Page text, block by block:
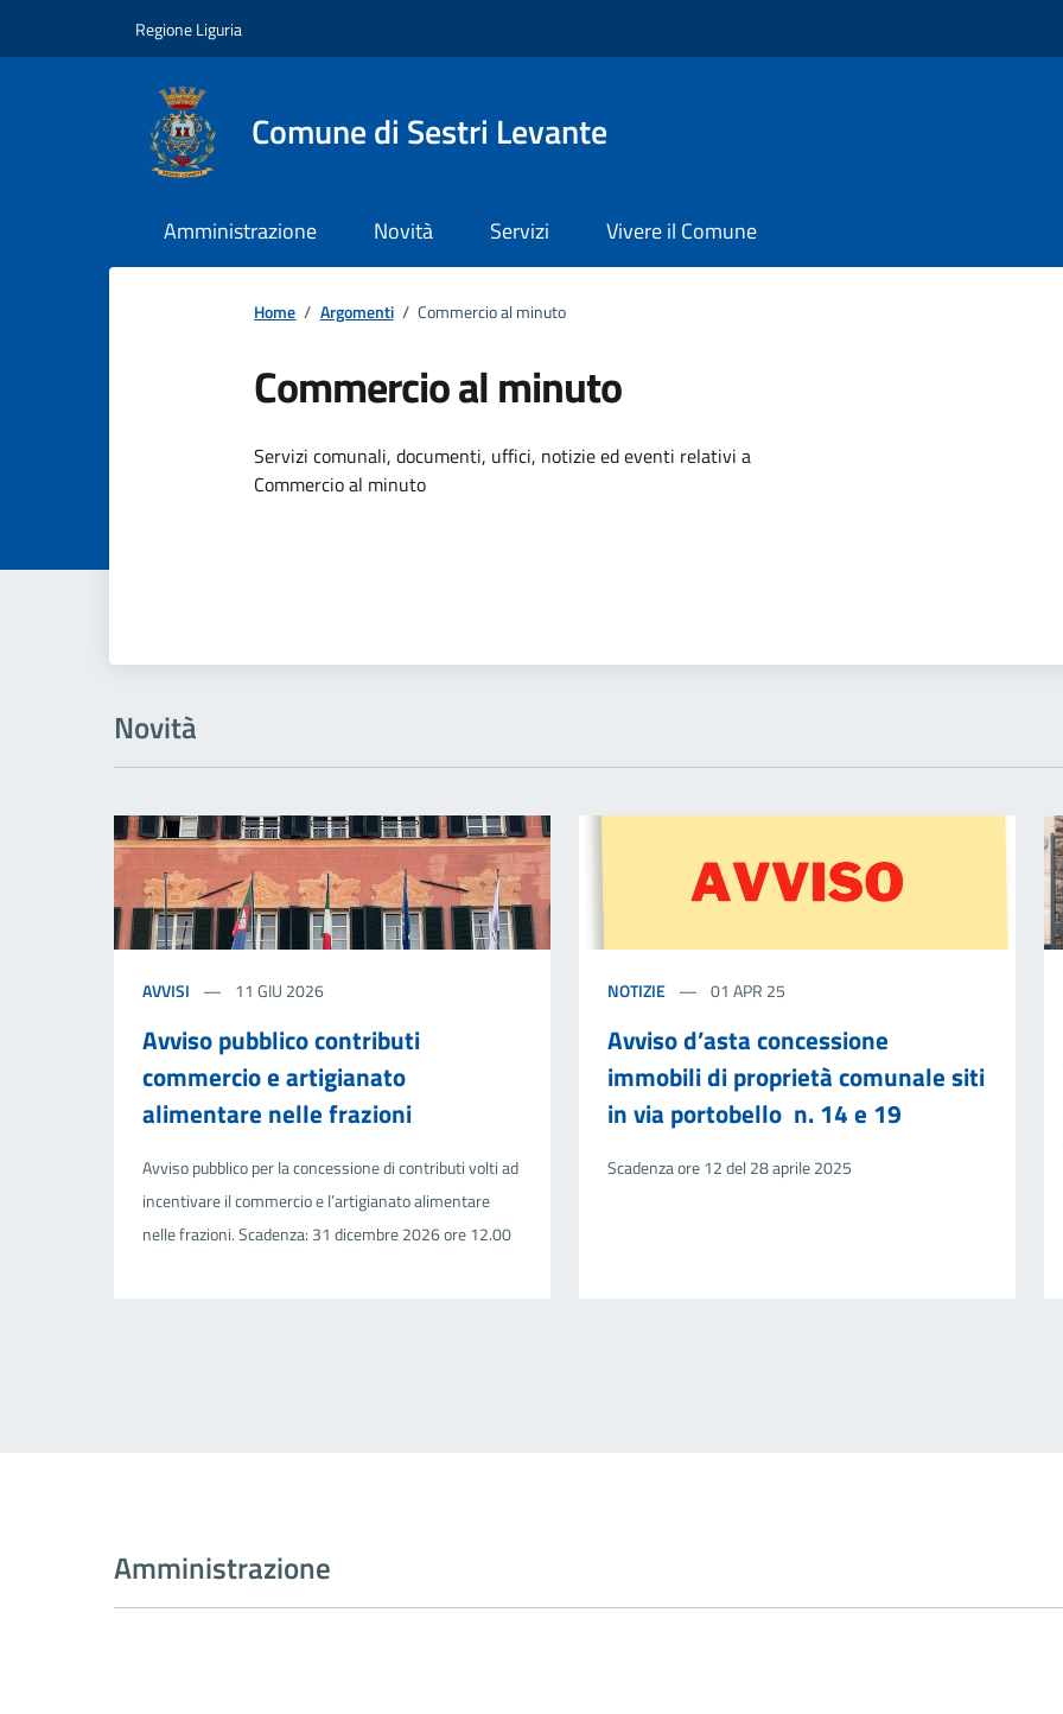
Regione Liguria
Comune di Sestri Levante
Amministrazione Novità Servizi Vivere il Comune
Home / Argomenti / Commercio al minuto
Commercio al minuto
Dettagli dell'argomento
Servizi comunali, documenti, uffici, notizie ed eventi relativi a
Commercio al minuto
Novità
AVVISI 11 GIU 2026
Avviso pubblico contributi
commercio e artigianato
alimentare nelle frazioni
Avviso pubblico per la concessione di contributi volti ad
incentivare il commercio e l’artigianato alimentare
nelle frazioni. Scadenza: 31 dicembre 2026 ore 12.00
NOTIZIE 01 APR 25
Avviso d’asta concessione
immobili di proprietà comunale siti
in via portobello n. 14 e 19
Scadenza ore 12 del 28 aprile 2025
Amministrazione